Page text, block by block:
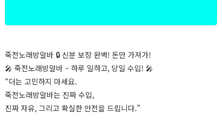
죽전노래방알바 🔒 신분 보장 완벽! 돈만 가져가!
🎤 죽전노래방알바 – 하루 일하고, 당일 수입! 🎤
“더는 고민하지 마세요.
죽전노래방알바는 진짜 수입,
진짜 자유, 그리고 확실한 안전을 드립니다.”